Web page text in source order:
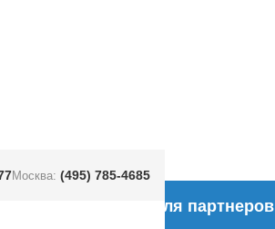
Москва: (495) 785-4685
латекса
Вход для партнеров